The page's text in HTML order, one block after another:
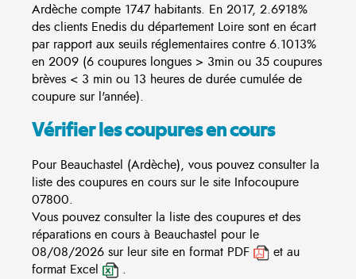
Ardèche compte 1747 habitants. En 2017, 2.6918%
des clients Enedis du département Loire sont en écart
par rapport aux seuils réglementaires contre 6.1013%
en 2009 (6 coupures longues > 3min ou 35 coupures
brèves < 3 min ou 13 heures de durée cumulée de
coupure sur l'année).
Vérifier les coupures en cours
Pour Beauchastel (Ardèche), vous pouvez consulter la
liste des coupures en cours sur le site Infocoupure
07800.
Vous pouvez consulter la liste des coupures et des
réparations en cours à Beauchastel pour le
08/08/2026 sur leur site en format PDF
et au
format Excel
.